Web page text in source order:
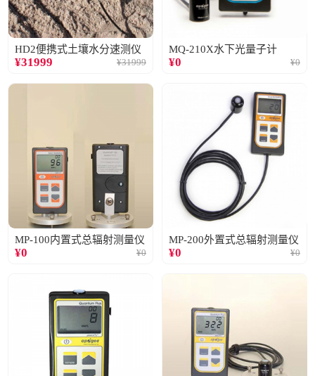
HD2便携式土壤水分速测仪
¥31999 ¥31999
MQ-210X水下光量子计
¥0 ¥0
MP-100内置式总辐射测量仪
¥0 ¥0
MP-200外置式总辐射测量仪
¥0 ¥0